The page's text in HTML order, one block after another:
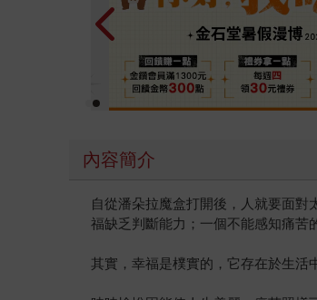
內容簡介
自從潘朵拉魔盒打開後，人就要面
福缺乏判斷能力；一個不能感知痛苦
其實，幸福是樸實的，它存在於生活